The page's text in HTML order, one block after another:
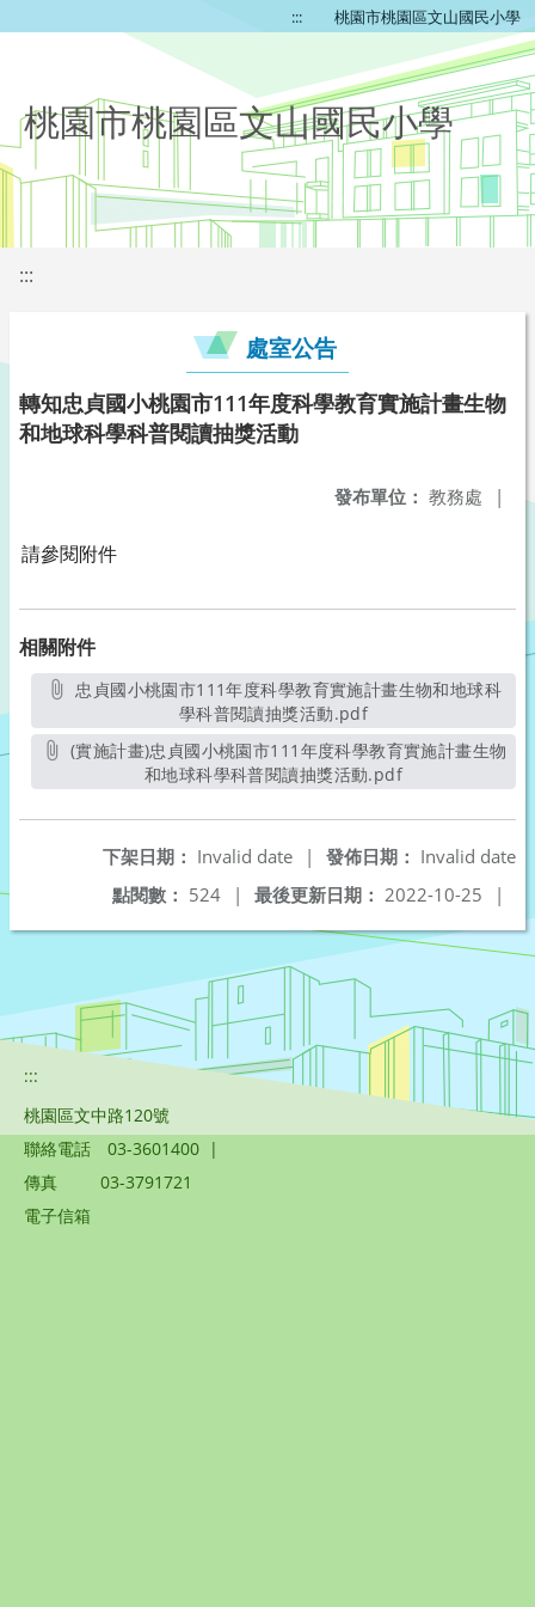
::: 桃園市桃園區文山國民小學
桃園市桃園區文山國民小學
:::
處室公告
轉知忠貞國小桃園市111年度科學教育實施計畫生物
和地球科學科普閱讀抽獎活動
發布單位： 教務處 |
請參閱附件
相關附件
忠貞國小桃園市111年度科學教育實施計畫生物和地球科
學科普閱讀抽獎活動.pdf另開新視窗
和地球科學科普閱讀抽獎活動.pdf另開新視窗
發佈日期： Invalid date
下架日期： Invalid date
|
最後更新日期： 2022-10-25 |
點閱數： 524 |
:::
桃園區文中路120號
聯絡電話
03-3601400 |
傳真
03-3791721
電子信箱